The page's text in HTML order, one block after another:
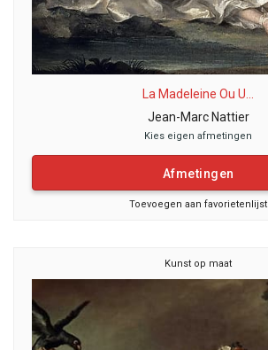
La Madeleine Ou U...
Jean-Marc Nattier
Kies eigen afmetingen
Afmetingen
Toevoegen aan favorietenlijst
Kunst op maat